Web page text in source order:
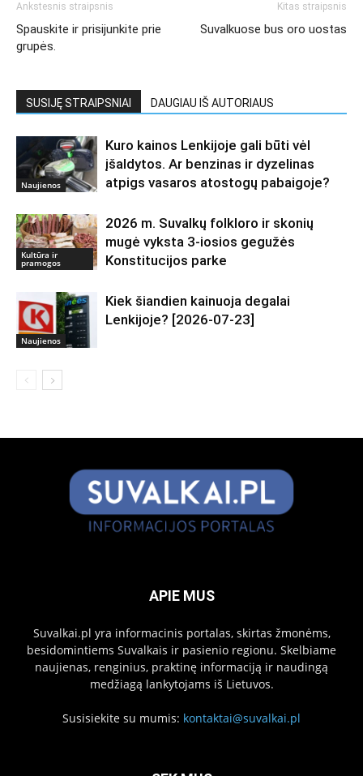
Ankstesnis straipsnis
Spauskite ir prisijunkite prie
grupės.
Kitas straipsnis
Suvalkuose bus oro uostas
SUSIJĘ STRAIPSNIAI DAUGIAU IŠ AUTORIAUS
Naujienos
Kuro kainos Lenkijoje gali būti vėl
įšaldytos. Ar benzinas ir dyzelinas
atpigs vasaros atostogų pabaigoje?
Kultūra ir
pramogos
2026 m. Suvalkų folkloro ir skonių
mugė vyksta 3-iosios gegužės
Konstitucijos parke
Naujienos
Kiek šiandien kainuoja degalai
Lenkijoje? [2026-07-23]
APIE MUS
Suvalkai.pl yra informacinis portalas, skirtas žmonėms,
besidomintiems Suvalkais ir pasienio regionu. Skelbiame
naujienas, renginius, praktinę informaciją ir naudingą
medžiagą lankytojams iš Lietuvos.
Susisiekite su mumis: kontaktai@suvalkai.pl